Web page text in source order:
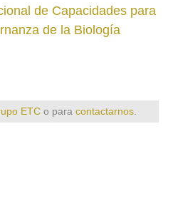
de Capacidades para
de la Biología
ETC o para contactarnos